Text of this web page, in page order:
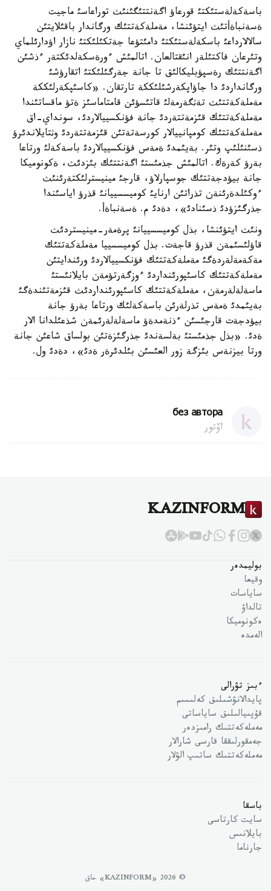
باسةكةلةستئكتئ قورعاؤ اگةنتتئگئنئث توراعاسئ ماجيت
ةسةنباةأتئث ايتؤئنشا، مةملةكةتتئك ورگاندار باقئلايتئن
سالالارداعئ باسكةلةستئكتئ دامئتؤعا جةتكئلئكتئ نازار اؤدارئلماي
وتئرعان فاكتئلةر انئقتالعان. اتالمئش ءورةسكةلدئكتةر ءذشئن
اگةنتتئك رةسپؤبليكالئق تا جانة جةرگئلئكتئ اتقارؤشئ
ورگانداردئ دا جاؤاپكةرشئلئككة تارتقان. «كاسئپكةرلئككة
مةملةكةتتئث تةثگةرمةلئ قاتئسؤئن قامتاماسئز ةتؤ ماقساتئندا
مةملةكةتتئك قئزمةتتةردئ جانة فؤنكسييالاردئ، سونداي-اق
مةملةكةتتئك كومپانييالار كورسةتةتئن قئزمةتتةردئ وثتايلاندئرؤ
ذسئنئلئپ وتئر. بةيئمدئ ةمةس فؤنكسييالاردئ باسةكةلئ ورتاعا
بةرؤ كةرةك. اتالمئش جذمئستئ اگةنتتئك بئزدئث، ةكونوميكا
جانة بيؤدجةتتئك جوسپارلاؤ، قارجئ مينيسترلئكتةرئنئث
ءوكئلدةرئنةن تذراتئن ارنايئ كوميسسييانئ قذرؤ اياسئندا
جذرگئزؤدئ ذسئنادئ»، دةدئ م. ةسةنباةأ.
ونئث ايتؤئنشا، بذل كوميسسييانئ پرةمةر-مينيستردئث
قاؤلئسئمةن قذرؤ قاجةت. بذل كوميسسييا مةملةكةتتئك
مةكةمةلةردةگئ مةملةكةتتئك فؤنكسييالاردئ ورئندايتئن
مةملةكةتتئك كاسئپورئنداردئ ءوزگةرتؤمةن بايلانئستئ
ماسةلةلةرمةن، مةملةكةتتئك كاسئپورئنداردئث قئزمةتئندةگئ
بةيئمدئ ةمةس تذرلةرئن باسةكةلئك ورتاعا بةرؤ جانة
بيؤدجةت قارجئسئن ءذنةمدةؤ ماسةلةلةرئمةن شذعئلدانا الار
ةدئ. «بذل جذمئستئ بةلسةندئ جذرگئزةتئن بولساق شاعئن جانة
ورتا بيزنةس بئزگة زور العئسئن بئلدئرةر ةدئ»، دةدئ ول.
без автора
اۆتور
KAZINFORM
بوليمدەر
وقيعا
ساياسات
تالداۋ
ەكونوميكا
الەمدە
ءبىز تۋرالى
پايدالانۋشىلىق كەلىسىم
قۇپىيالىلىق ساياساتى
مەملەكەتتىك رامىزدەر
جەمقورلىققا قارسى شارالار
مەملەكەتتىك ساتىپ الۋلار
باسقا
سايت كارتاسى
بايلانىس
جارناما
© 2026 «KAZINFORM» حاق